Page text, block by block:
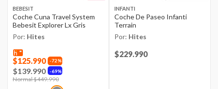
BEBESIT
Coche Cuna Travel System
Bebesit Explorer Lx Gris
Por: Hites
72%
$125.990
69%
$139.990
Price reduced from
Normal $449.990
INFANTI
Coche De Paseo Infanti
Terrain
Por: Hites
Price reduced from
$229.990to